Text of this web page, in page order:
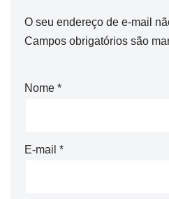
O seu endereço de e-mail
Campos obrigatórios são
Nome *
E-mail *